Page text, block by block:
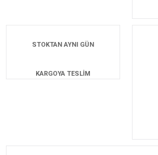
STOKTAN AYNI GÜN
KARGOYA TESLİM